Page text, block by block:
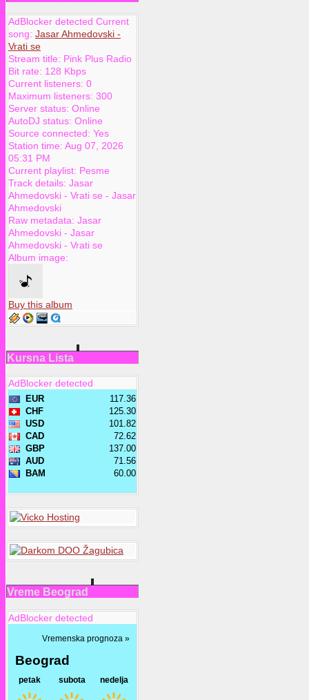
AdBlocker detected Current
song: Jasar Ahmedovski -
Vrati se
Stream title: Pink Plus Radio
Bit rate: 128 Kbps
Current listeners: 0
Maximum listeners: 300
Server status: Online
AutoDJ status: Online
Source connected: Yes
Station time: Aug 07, 2026
05:31 PM
Current playlist: Pesme
Track details: Jasar
Ahmedovski - Vrati se - Jasar
Ahmedovski
Raw metadata: Jasar
Ahmedovski - Jasar
Ahmedovski - Vrati se
Album image:
Buy this album
Kursna Lista
AdBlocker detected
Vreme Beograd
AdBlocker detected